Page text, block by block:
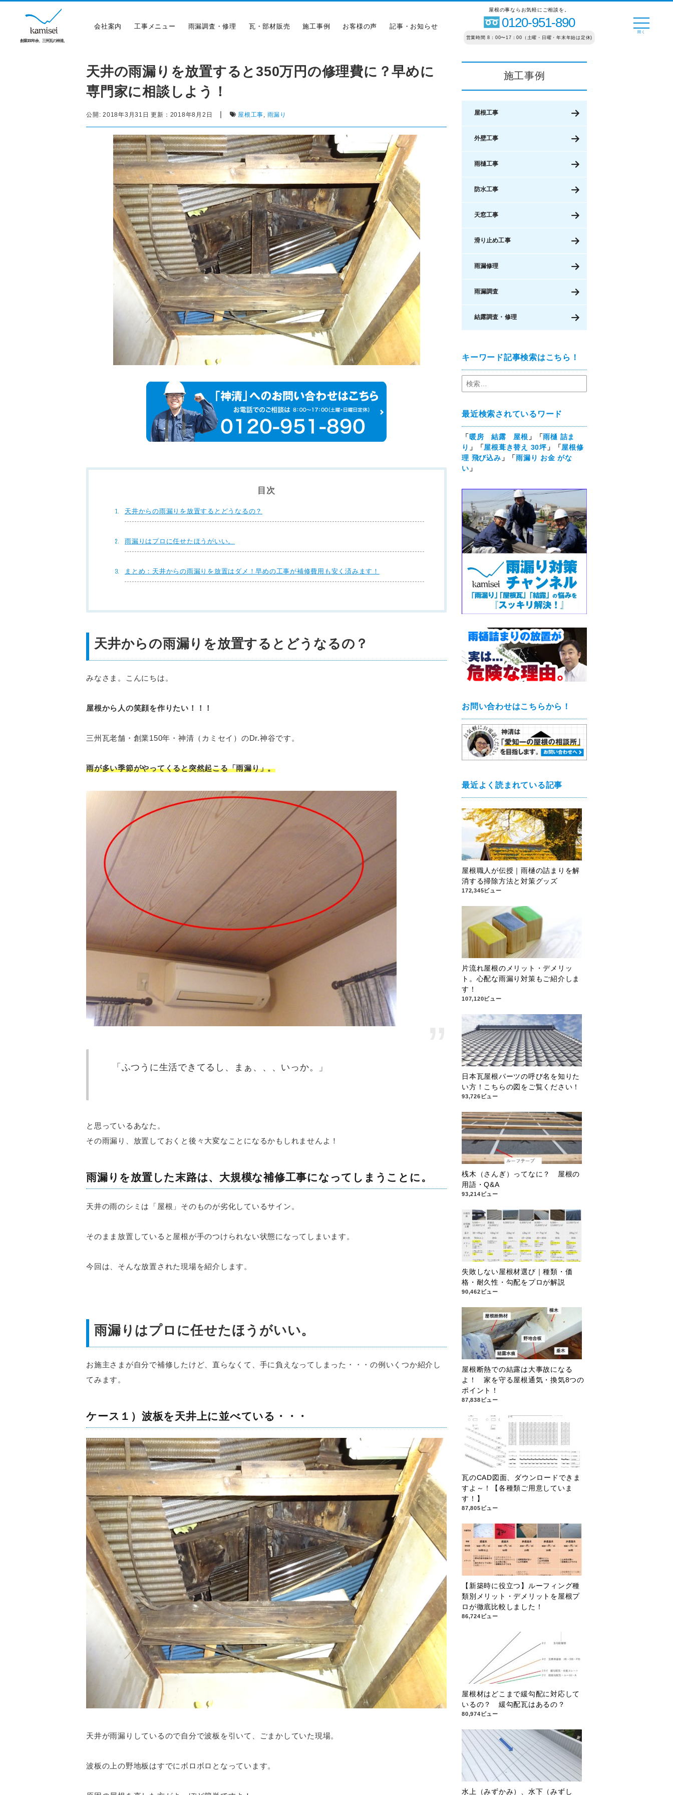
創業150年余、三州瓦の神清。
会社案内 工事メニュー 雨漏調査・修理 瓦・部材販売 施工事例 お客様の声 記事・お知らせ
屋根の事ならお気軽にご相談を。
0120-951-890
営業時間 8：00〜17：00（土曜・日曜・年末年始は定休)
天井の雨漏りを放置すると350万円の修理費に？早めに
専門家に相談しよう！
公開: 2018年3月31日 更新： 2018年8月2日 | 屋根工事, 雨漏り
目次
天井からの雨漏りを放置するとどうなるの？
雨漏りはプロに任せたほうがいい。
まとめ：天井からの雨漏りを放置はダメ！早めの工事が補修費用も安く済みます！
天井からの雨漏りを放置するとどうなるの？
みなさま。こんにちは。
屋根から人の笑顔を作りたい！！！
三州瓦老舗・創業150年・神清（カミセイ）のDr.神谷です。
雨が多い季節がやってくると突然起こる「雨漏り」。
「ふつうに生活できてるし、まぁ、、、いっか。」
と思っているあなた。
その雨漏り、放置しておくと後々大変なことになるかもしれませんよ！
雨漏りを放置した末路は、大規模な補修工事になってしまうことに。
天井の雨のシミは「屋根」そのものが劣化しているサイン。
そのまま放置していると屋根が手のつけられない状態になってしまいます。
今回は、そんな放置された現場を紹介します。
雨漏りはプロに任せたほうがいい。
お施主さまが自分で補修したけど、直らなくて、手に負えなってしまった・・・の例いくつか紹介し
てみます。
ケース１）波板を天井上に並べている・・・
天井が雨漏りしているので自分で波板を引いて、ごまかしていた現場。
波板の上の野地板はすでにボロボロとなっています。
施工事例
屋根工事
外壁工事
雨樋工事
防水工事
天窓工事
滑り止め工事
雨漏修理
雨漏調査
結露調査・修理
キーワード記事検索はこちら！
最近検索されているワード
「暖房 結露 屋根 」「雨樋 詰ま
り 」「屋根葺き替え 30坪」「屋根修
理 飛び込み 」「雨漏り お金 がな
い 」
お問い合わせはこちらから！
最近よく読まれている記事
屋根職人が伝授｜雨樋の詰まりを解
消する掃除方法と対策グッズ
172,345ビュー
片流れ屋根のメリット・デメリッ
ト。心配な雨漏り対策もご紹介しま
す！
107,120ビュー
日本瓦屋根パーツの呼び名を知りた
い方！こちらの図をご覧ください！
93,726ビュー
桟木（さんぎ）ってなに？ 屋根の
用語・Q&A
93,214ビュー
失敗しない屋根材選び｜種類・価
格・耐久性・勾配をプロが解説
90,462ビュー
屋根断熱での結露は大事故になる
よ！ 家を守る屋根通気・換気8つの
ポイント！
87,838ビュー
瓦のCAD図面、ダウンロードできま
すよ～！【各種類ご用意していま
す！】
87,805ビュー
【新築時に役立つ】ルーフィング種
類別メリット・デメリットを屋根プ
ロが徹底比較しました！
86,724ビュー
屋根材はどこまで緩勾配に対応して
いるの？ 緩勾配瓦はあるの？
80,974ビュー
水上（みずかみ）、水下（みずし